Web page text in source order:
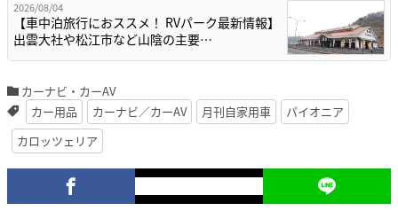
2026/08/04
【車中泊旅行におススメ！ RVパーク最新情報】
出雲大社や松江市など山陰の主要…
カーナビ・カーAV
カー用品
カーナビ／カーAV 月刊自家用車
パイオニア
カロッツェリア